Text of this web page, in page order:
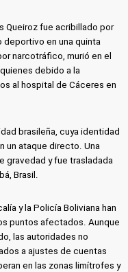
Queiroz fue acribillado por
deportivo en una quinta
narcotráfico, murió en el
debido a la
al hospital de Cáceres en
brasileña, cuya identidad
un ataque directo. Una
gravedad y fue trasladada
Brasil.
y la Policía Boliviana han
puntos afectados. Aunque
las autoridades no
a ajustes de cuentas
en las zonas limítrofes y